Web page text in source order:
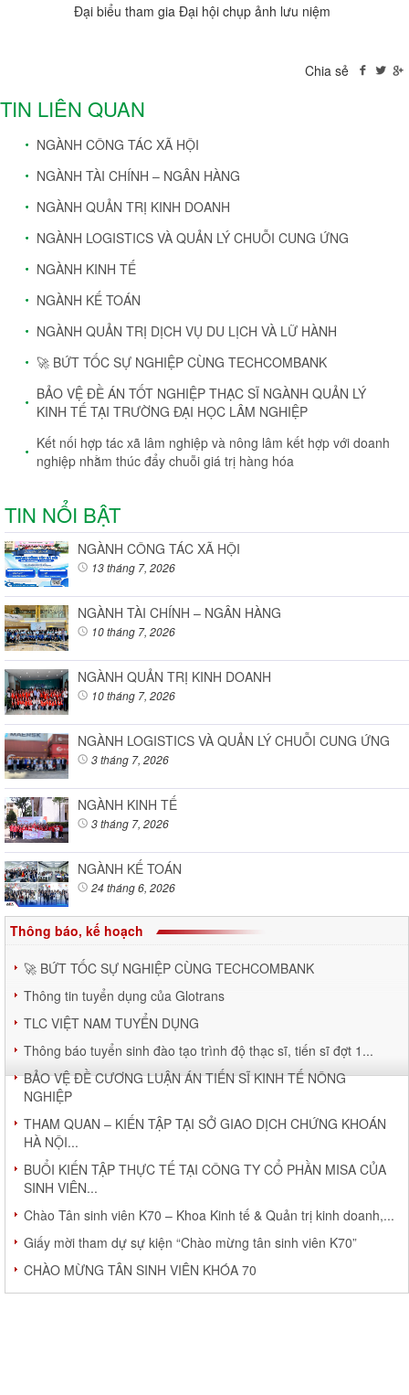
Đại biểu tham gia Đại hội chụp ảnh lưu niệm
Chia sẻ
TIN LIÊN QUAN
NGÀNH CÔNG TÁC XÃ HỘI
NGÀNH TÀI CHÍNH – NGÂN HÀNG
NGÀNH QUẢN TRỊ KINH DOANH
NGÀNH LOGISTICS VÀ QUẢN LÝ CHUỖI CUNG ỨNG
NGÀNH KINH TẾ
NGÀNH KẾ TOÁN
NGÀNH QUẢN TRỊ DỊCH VỤ DU LỊCH VÀ LỮ HÀNH
🚀 BỨT TỐC SỰ NGHIỆP CÙNG TECHCOMBANK
BẢO VỆ ĐỀ ÁN TỐT NGHIỆP THẠC SĨ NGÀNH QUẢN LÝ
KINH TẾ TẠI TRƯỜNG ĐẠI HỌC LÂM NGHIỆP
Kết nối hợp tác xã lâm nghiệp và nông lâm kết hợp với doanh
nghiệp nhằm thúc đẩy chuỗi giá trị hàng hóa
TIN NỔI BẬT
NGÀNH CÔNG TÁC XÃ HỘI
13 tháng 7, 2026
NGÀNH TÀI CHÍNH – NGÂN HÀNG
10 tháng 7, 2026
NGÀNH QUẢN TRỊ KINH DOANH
10 tháng 7, 2026
NGÀNH LOGISTICS VÀ QUẢN LÝ CHUỖI CUNG ỨNG
3 tháng 7, 2026
NGÀNH KINH TẾ
3 tháng 7, 2026
NGÀNH KẾ TOÁN
24 tháng 6, 2026
Thông báo, kế hoạch
🚀 BỨT TỐC SỰ NGHIỆP CÙNG TECHCOMBANK
Thông tin tuyển dụng của Glotrans
TLC VIỆT NAM TUYỂN DỤNG
Thông báo tuyển sinh đào tạo trình độ thạc sĩ, tiến sĩ đợt 1...
BẢO VỆ ĐỀ CƯƠNG LUẬN ÁN TIẾN SĨ KINH TẾ NÔNG
NGHIỆP
THAM QUAN – KIẾN TẬP TẠI SỞ GIAO DỊCH CHỨNG KHOÁN
HÀ NỘI...
BUỔI KIẾN TẬP THỰC TẾ TẠI CÔNG TY CỔ PHẦN MISA CỦA
SINH VIÊN...
Chào Tân sinh viên K70 – Khoa Kinh tế & Quản trị kinh doanh,...
Giấy mời tham dự sự kiện “Chào mừng tân sinh viên K70”
CHÀO MỪNG TÂN SINH VIÊN KHÓA 70